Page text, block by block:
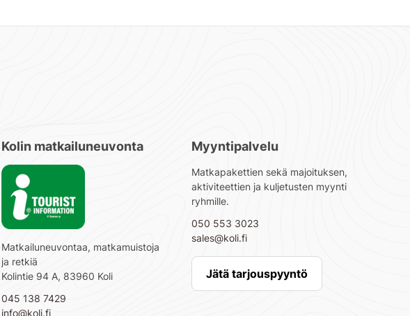
Kolin matkailuneuvonta
Matkailuneuvontaa, matkamuistoja
ja retkiä
Kolintie 94 A, 83960 Koli
045 138 7429
info@koli.fi
Myyntipalvelu
Matkapakettien sekä majoituksen,
aktiviteettien ja kuljetusten myynti
ryhmille.
050 553 3023
sales@koli.fi
Jätä tarjouspyyntö